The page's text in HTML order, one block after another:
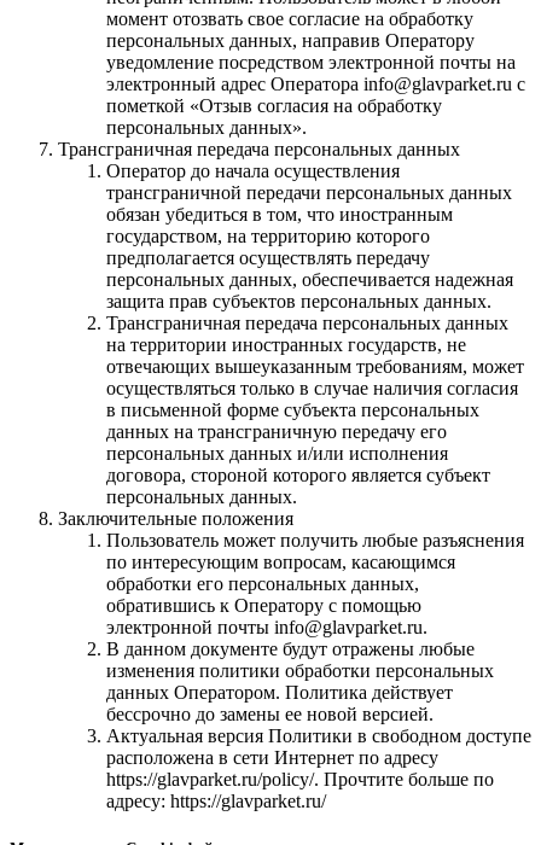
момент отозвать свое согласие на обработку
персональных данных, направив Оператору
уведомление посредством электронной почты на
электронный адрес Оператора info@glavparket.ru с
пометкой «Отзыв согласия на обработку
персональных данных».
Трансграничная передача персональных данных
Оператор до начала осуществления
трансграничной передачи персональных данных
обязан убедиться в том, что иностранным
государством, на территорию которого
предполагается осуществлять передачу
персональных данных, обеспечивается надежная
защита прав субъектов персональных данных.
Трансграничная передача персональных данных
на территории иностранных государств, не
отвечающих вышеуказанным требованиям, может
осуществляться только в случае наличия согласия
в письменной форме субъекта персональных
данных на трансграничную передачу его
персональных данных и/или исполнения
договора, стороной которого является субъект
персональных данных.
Заключительные положения
Пользователь может получить любые разъяснения
по интересующим вопросам, касающимся
обработки его персональных данных,
обратившись к Оператору с помощью
электронной почты info@glavparket.ru.
В данном документе будут отражены любые
изменения политики обработки персональных
данных Оператором. Политика действует
бессрочно до замены ее новой версией.
Актуальная версия Политики в свободном доступе
расположена в сети Интернет по адресу
https://glavparket.ru/policy/. Прочтите больше по
адресу: https://glavparket.ru/